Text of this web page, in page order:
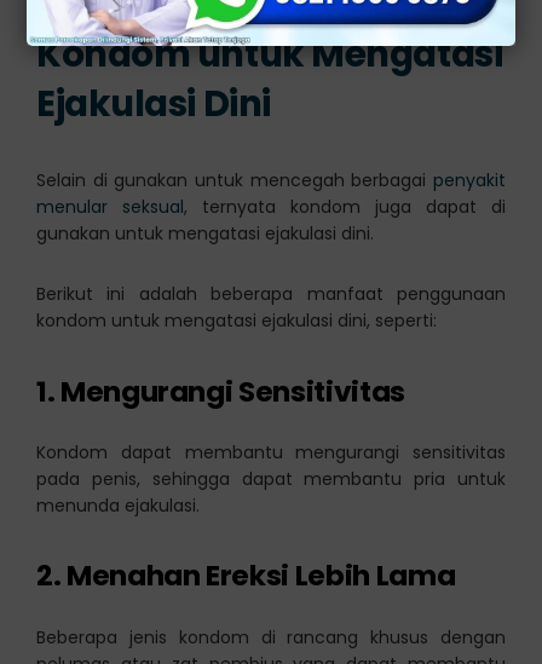
Kondom untuk Mengatasi
Ejakulasi Dini
Selain di gunakan untuk mencegah berbagai penyakit
menular seksual, ternyata kondom juga dapat di
gunakan untuk mengatasi ejakulasi dini.
Berikut ini adalah beberapa manfaat penggunaan
kondom untuk mengatasi ejakulasi dini, seperti:
1. Mengurangi Sensitivitas
Kondom dapat membantu mengurangi sensitivitas
pada penis, sehingga dapat membantu pria untuk
menunda ejakulasi.
2. Menahan Ereksi Lebih Lama
Beberapa jenis kondom di rancang khusus dengan